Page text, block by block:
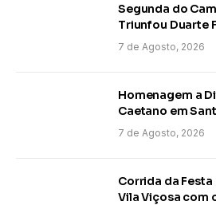
Segunda do
Triunfou Duarte
7 de Agosto, 2026
Homenagem a
Caetano em
7 de Agosto, 2026
Corrida da
Vila Viçosa com